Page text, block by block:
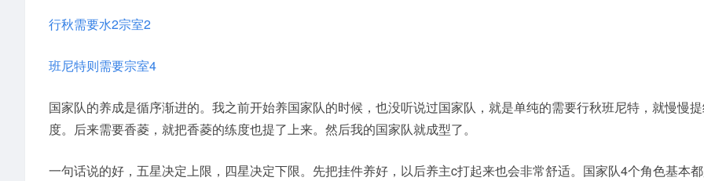
行秋需要水2宗室2
班尼特则需要宗室4
国家队的养成是循序渐进的。我之前开始养国家队的时候，也没听说过国家队，就是单纯的需要行秋班尼特，就慢慢
度。后来需要香菱，就把香菱的练度也提了上来。然后我的国家队就成型了。
一句话说的好，五星决定上限，四星决定下限。先把挂件养好，以后养主c打起来也会非常舒适。国家队4个角色基本